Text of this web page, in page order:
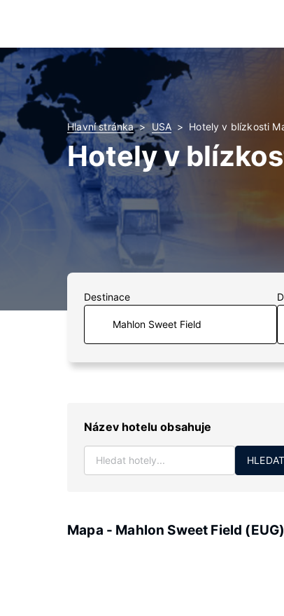
Hlavní stránka USA Hotely v blízkosti
Hotely v
Destinace
Název hotelu obsahuje
HLEDAT
Mapa - Mahlon Sweet Field (EUG)